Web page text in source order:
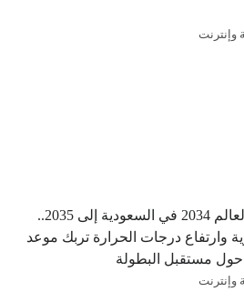
وإنترنت
فيفا يدرس تأجيل كأس العالم 2034 في السعودية إلى 2035..
وارتفاع درجات الحرارة تربك موعد
حول مستقبل البطولة
وإنترنت